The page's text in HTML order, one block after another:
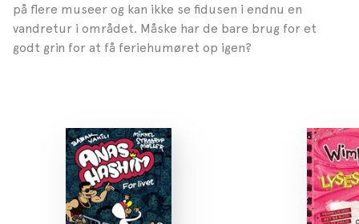
på flere museer og kan ikke se fidusen i endnu en
vandretur i området. Måske har de bare brug for et
godt grin for at få feriehumøret op igen?